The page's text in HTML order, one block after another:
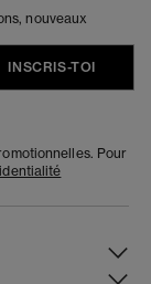
nouveaux
INSCRIS-TOI
Pour